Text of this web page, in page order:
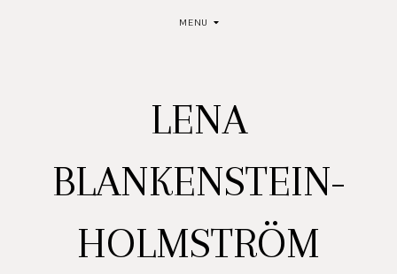
MENU
LENA
BLANKENSTEIN-
HOLMSTRÖM